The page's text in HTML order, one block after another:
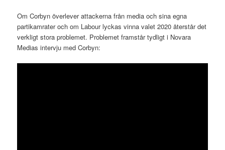
Om Corbyn överlever attackerna från media och sina egna
partikamrater och om Labour lyckas vinna valet 2020 återstår det
verkligt stora problemet. Problemet framstår tydligt i Novara
Medias intervju med Corbyn: